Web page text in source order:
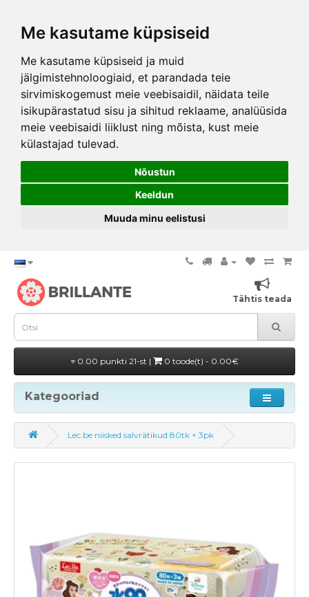
Me kasutame küpsiseid
Me kasutame küpsiseid ja muid
jälgimistehnoloogiaid, et parandada teie
sirvimiskogemust meie veebisaidil, näidata teile
isikupärastatud sisu ja sihitud reklaame, analüüsida
meie veebisaidi liiklust ning mõista, kust meie
külastajad tulevad.
Nõustun
Keeldun
Muuda minu eelistusi
Tähtis teada
0.00 punkti 21-st | 0 toode(t) - 0.00€
Kategooriad
Lec.be niisked salvrätikud 80tk × 3pk